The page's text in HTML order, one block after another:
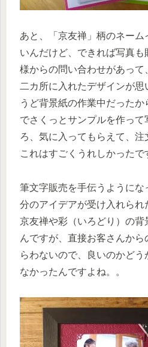
あと、「京友禅」柄のネーム
いんだけど、できれば写真
様からの問い合わせがあっ
二カ所に入れたデザインが思
うど背景紙の作業中だった
でさくっとサンプルを作って
ろ、気に入ってもらえて、注
これはすごくうれしかったで
筆文字販売を手伝うようにな
分のアイデアが受け入れられ
京友禅や彩（いろどり）の背
んですが、直接お客さんか
らわないので、良いのかど
なかったんですよね。。